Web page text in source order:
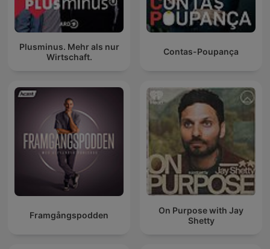
Plusminus. Mehr als nur
Wirtschaft.
Contas-Poupança
Framgångspodden
On Purpose with Jay
Shetty